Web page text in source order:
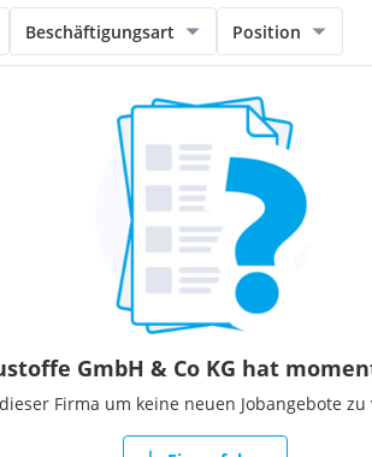
Beschäftigungsart Position
GmbH & Co KG hat
Firma um keine neuen Jobangebote zu